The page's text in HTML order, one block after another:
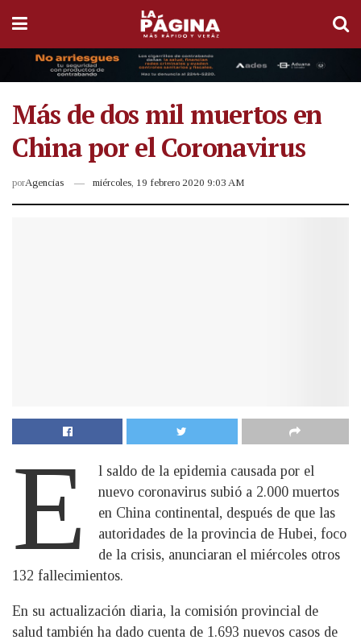
Más de dos mil muertos en
China por el Coronavirus
porAgencias miércoles, 19 febrero 2020 9:03 AM
E
l saldo de la epidemia causada por el
nuevo coronavirus subió a 2.000 muertos
en China continental, después de que las
autoridades de la provincia de Hubei, foco
de la crisis, anunciaran el miércoles otros
132 fallecimientos.
En su actualización diaria, la comisión provincial de
salud también ha dado cuenta de 1.693 nuevos casos de